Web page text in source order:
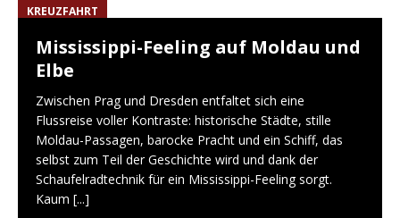
KREUZFAHRT
Mississippi-Feeling auf Moldau und
Elbe
Zwischen Prag und Dresden entfaltet sich eine
Flussreise voller Kontraste: historische Städte, stille
Moldau-Passagen, barocke Pracht und ein Schiff, das
selbst zum Teil der Geschichte wird und dank der
Schaufelradtechnik für ein Mississippi-Feeling sorgt.
Kaum [...]